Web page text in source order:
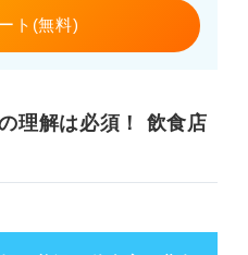
ト(無料)
理解は必須！ 飲食店